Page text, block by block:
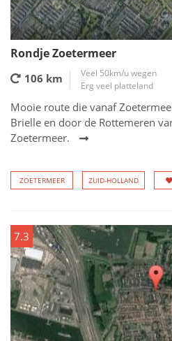
Rondje Zoetermeer
106 km
Veel 50km/u wegen
Erg veel platteland
Mooie route die vanaf
Brielle en door de Rottemeren
Zoetermeer.
ZOETERMEER ZUID-HOLLAND
7.3